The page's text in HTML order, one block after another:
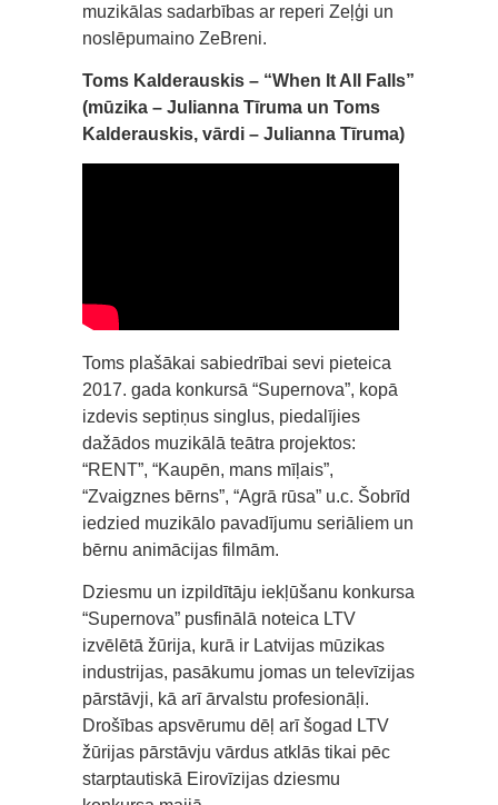
muzikālas sadarbības ar reperi Zeļģi un
noslēpumaino ZeBreni.
Toms Kalderauskis – “When It All Falls”
(mūzika – Julianna Tīruma un Toms
Kalderauskis, vārdi – Julianna Tīruma)
Toms plašākai sabiedrībai sevi pieteica
2017. gada konkursā “Supernova”, kopā
izdevis septiņus singlus, piedalījies
dažādos muzikālā teātra projektos:
“RENT”, “Kaupēn, mans mīļais”,
“Zvaigznes bērns”, “Agrā rūsa” u.c. Šobrīd
iedzied muzikālo pavadījumu seriāliem un
bērnu animācijas filmām.
Dziesmu un izpildītāju iekļūšanu konkursa
“Supernova” pusfinālā noteica LTV
izvēlētā žūrija, kurā ir Latvijas mūzikas
industrijas, pasākumu jomas un televīzijas
pārstāvji, kā arī ārvalstu profesionāļi.
Drošības apsvērumu dēļ arī šogad LTV
žūrijas pārstāvju vārdus atklās tikai pēc
starptautiskā Eirovīzijas dziesmu